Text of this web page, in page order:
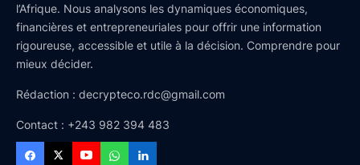
l’Afrique. Nous analysons les dynamiques économiques,
financières et entrepreneuriales pour offrir une information
rigoureuse, accessible et utile à la décision. Comprendre pour
mieux décider.
Rédaction : decrypteco.rdc@gmail.com
Contact : +243 982 394 483